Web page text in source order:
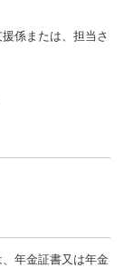
係または、担当さ
年金証書又は年金